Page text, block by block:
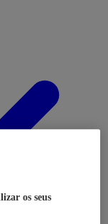
os seus